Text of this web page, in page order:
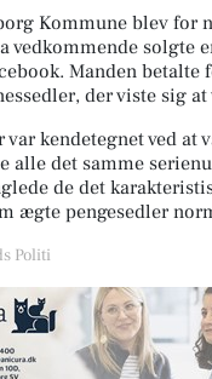
Kommune blev for
vedkommende solgte
Manden betalte
der viste sig
var kendetegnet ved at
alle det samme
de det
ægte pengesedler
Politi